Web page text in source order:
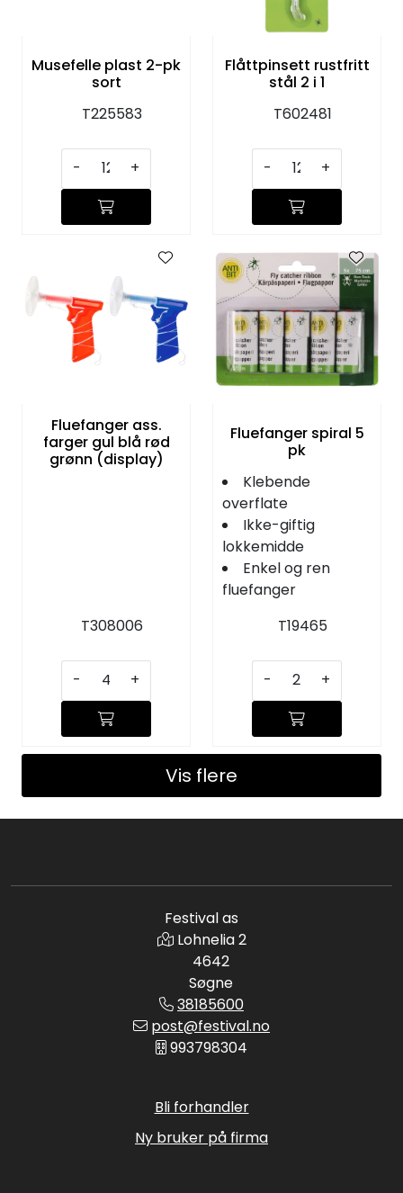
Musefelle plast 2-pk
sort
T225583
- +
Flåttpinsett rustfritt
stål 2 i 1
T602481
- +
Fluefanger ass.
farger gul blå rød
grønn (display)
T308006
- +
Fluefanger spiral 5
pk
Klebende
overflate
Ikke-giftig
lokkemidde
Enkel og ren
fluefanger
T19465
- +
Vis flere
Festival as
Lohnelia 2
4642
Søgne
38185600
post@festival.no
993798304
Bli forhandler
Ny bruker på firma